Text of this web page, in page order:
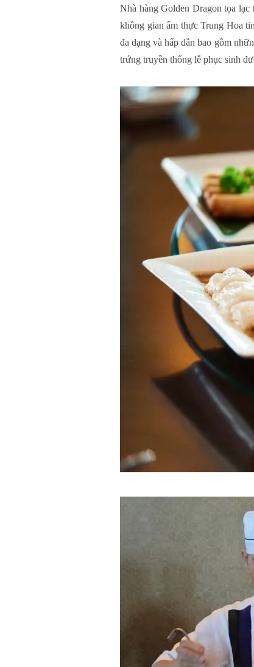
Nhà hàng Golden Dragon tọa lạc
không gian ẩm thực Trung Hoa
đa dạng và hấp dẫn bao gồm
trứng truyền thống lễ phục sinh